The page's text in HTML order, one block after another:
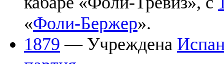
«Фоли-Бержер».
1879 — Учреждена